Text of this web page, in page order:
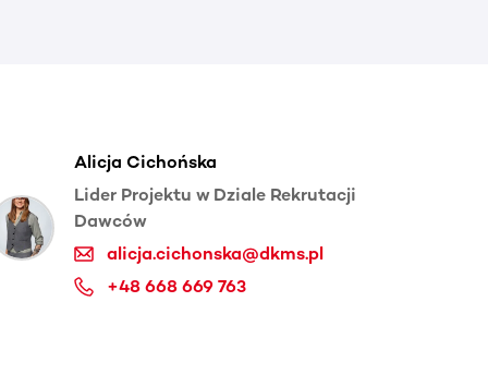
Alicja Cichońska
Lider Projektu w Dziale Rekrutacji
Dawców
alicja.cichonska@dkms.pl
+48 668 669 763